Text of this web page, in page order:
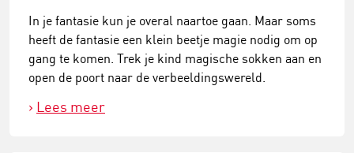
In je fantasie kun je overal naartoe gaan. Maar soms
heeft de fantasie een klein beetje magie nodig om op
gang te komen. Trek je kind magische sokken aan en
open de poort naar de verbeeldingswereld.
Lees meer